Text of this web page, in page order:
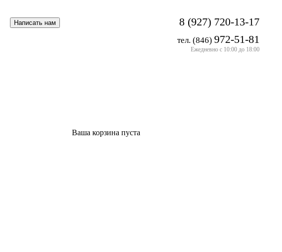
тел. (846) 972-51-81
Ежедневно с 10:00 до 18:00
8 (927) 720-13-17
Ваша корзина пуста